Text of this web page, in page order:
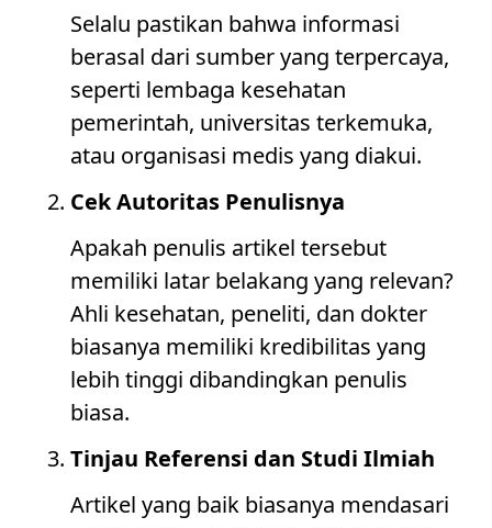
Selalu pastikan bahwa informasi
berasal dari sumber yang terpercaya,
seperti lembaga kesehatan
pemerintah, universitas terkemuka,
atau organisasi medis yang diakui.
Cek Autoritas Penulisnya
Apakah penulis artikel tersebut
memiliki latar belakang yang relevan?
Ahli kesehatan, peneliti, dan dokter
biasanya memiliki kredibilitas yang
lebih tinggi dibandingkan penulis
biasa.
Tinjau Referensi dan Studi Ilmiah
Artikel yang baik biasanya mendasari